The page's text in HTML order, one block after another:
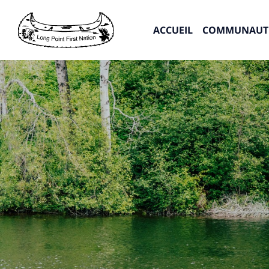
ACCUEIL